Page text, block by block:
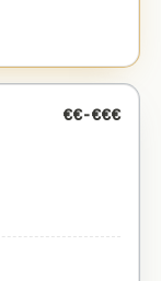
€€-€€€